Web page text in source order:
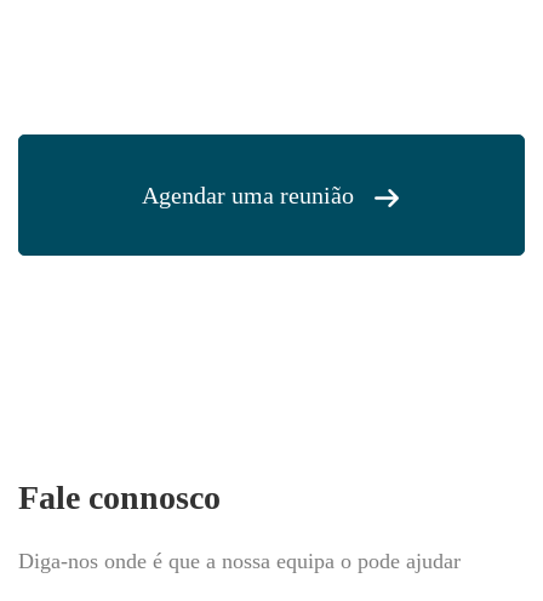
Agendar uma reunião
Fale connosco
Diga-nos onde é que a nossa equipa o pode ajudar